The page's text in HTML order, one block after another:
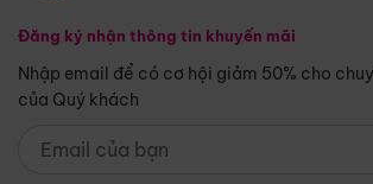
Đăng ký nhận thông tin khuyến mãi
Nhập email để có cơ hội giảm 50% cho
của Quý khách